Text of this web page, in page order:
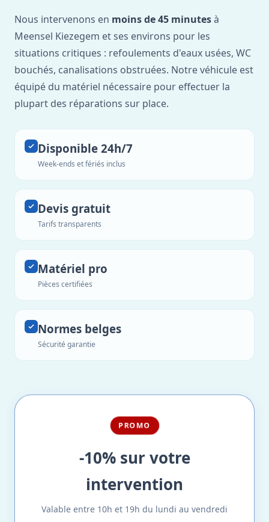
Nous intervenons en moins de 45 minutesà
Meensel Kiezegem et ses environs pour les
situations critiques : refoulements d'eaux usées, WC
bouchés, canalisations obstruées. Notre véhicule est
équipé du matériel nécessaire pour effectuer la
plupart des réparations sur place.
Disponible 24h/7
Week-ends et fériés inclus
Devis gratuit
Tarifs transparents
Matériel pro
Pièces certifiées
Normes belges
Sécurité garantie
PROMO
-10% sur votre
intervention
Valable entre 10h et 19h du lundi au vendredi